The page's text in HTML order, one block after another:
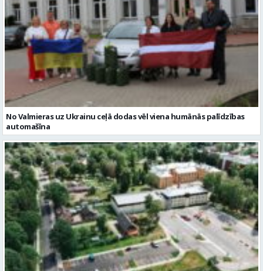
No Valmieras uz Ukrainu ceļā dodas vēl viena humānās palīdzības
automašīna
Noslēgusies Semināra ielas pārbūve un stāvlaukuma izbūve
Valmierā